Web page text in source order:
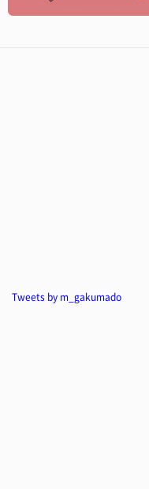
Tweets by m_gakumado